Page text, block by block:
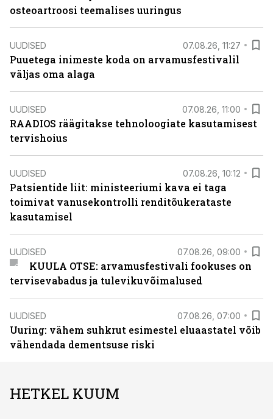
osteoartroosi teemalises uuringus
UUDISED 07.08.26, 11:27
Puuetega inimeste koda on arvamusfestivalil
väljas oma alaga
UUDISED 07.08.26, 11:00
RAADIOS räägitakse tehnoloogiate kasutamisest
tervishoius
UUDISED 07.08.26, 10:12
Patsientide liit: ministeeriumi kava ei taga
toimivat vanusekontrolli renditõukerataste
kasutamisel
UUDISED 07.08.26, 09:00
KUULA OTSE: arvamusfestivali fookuses on
tervisevabadus ja tulevikuvõimalused
UUDISED 07.08.26, 07:00
Uuring: vähem suhkrut esimestel eluaastatel võib
vähendada dementsuse riski
HETKEL KUUM